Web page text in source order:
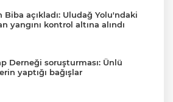
Biba açıkladı: Uludağ Yolu'ndaki
yangını kontrol altına alındı
Derneği soruşturması: Ünlü
yaptığı bağışlar